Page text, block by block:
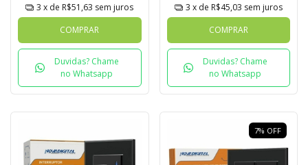
3 x de R$51,63 sem juros
COMPRAR
Duvidas? Chame
no Whatsapp
3 x de R$45,03 sem juros
COMPRAR
Duvidas? Chame
no Whatsapp
7% OFF